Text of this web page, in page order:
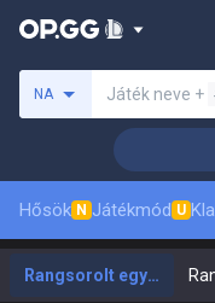
NA Játék neve +
Hősök N Játékmód U
Rangsorolt egyéni / páros